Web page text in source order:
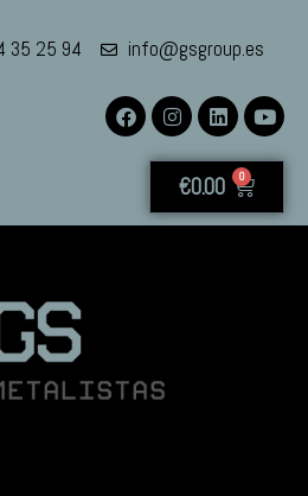
35 25 94 info@gsgroup.es
€0.00 0